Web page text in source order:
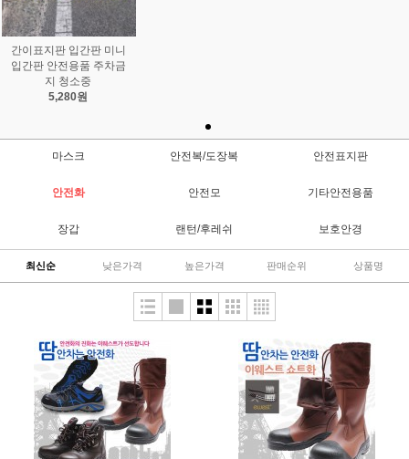
간이표지판 입간판 미니
입간판 안전용품 주차금
지 청소중
5,280원
마스크 안전복/도장복 안전표지판
안전화 안전모 기타안전용품
장갑 랜턴/후레쉬 보호안경
최신순 낮은가격 높은가격 판매순위 상품명